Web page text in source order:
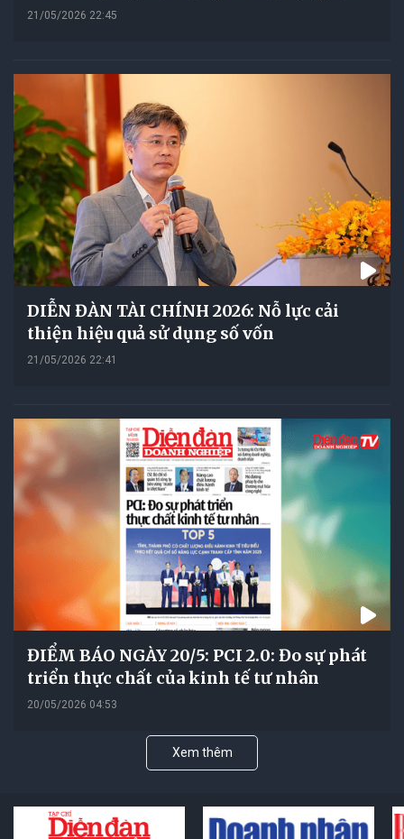
21/05/2026 22:45
DIỄN ĐÀN TÀI CHÍNH 2026: Nỗ lực cải
thiện hiệu quả sử dụng số vốn
21/05/2026 22:41
ĐIỂM BÁO NGÀY 20/5: PCI 2.0: Đo sự phát
triển thực chất của kinh tế tư nhân
20/05/2026 04:53
Xem thêm